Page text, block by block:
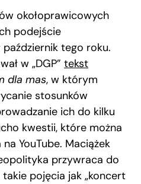
okołoprawicowych
podejście
tego roku.
w „DGP” tekst
dla mas, w którym
stosunków
ich do kilku
kwestii, które można
YouTube. Maciążek
przywraca do
pojęcia jak „koncert